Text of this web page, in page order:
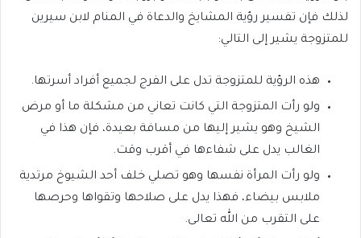
لذلك فإن تفسير رؤية المشايخ والدعاة في المنام لابن سيرين
للمتزوجة يشير إلى التالي:
هذه الرؤية للمتزوجة تدل على الفرج لجميع أفراد أسرتها.
ولو رأت المتزوجة التي كانت تعاني من مشكلة ما أو مرض
الشيخ وهو يشير إليها من مسافة بعيدة، فإن هذا في
الغالب يدل على شفاءها في أقرب وقت.
ولو رأت المرأة نفسها وهو تصلي خلف أحد الشيوخ مرتدية
ملابس بيضاء، فهذا يدل على صلاحها وتقواها وحرصها
على التقرب من الله تعالى.